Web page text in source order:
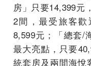
房」只要14,399元
2間，最受旅客
8,599元；「總套/
最大亮點，只要
統套房及兩間海悅